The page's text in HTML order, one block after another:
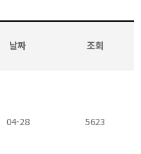
날짜 조회
04-28 5623